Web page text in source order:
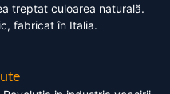
treptat culoarea naturală.
fabricat în Italia.